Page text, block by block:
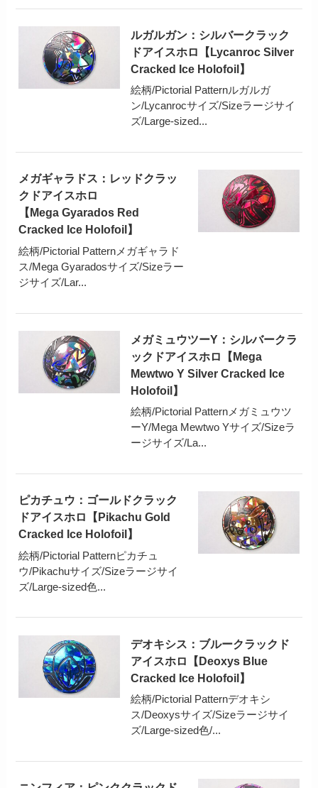
ルガルガン：シルバークラック
ドアイスホロ【Lycanroc Silver
Cracked Ice Holofoil】
絵柄/Pictorial Patternルガルガ
ン/Lycanrocサイズ/Sizeラージサイ
ズ/Large-sized...
メガギャラドス：レッドクラッ
クドアイスホロ
【Mega Gyarados Red
Cracked Ice Holofoil】
絵柄/Pictorial Patternメガギャラド
ス/Mega Gyaradosサイズ/Sizeラー
ジサイズ/Lar...
メガミュウツーY：シルバークラ
ックドアイスホロ【Mega
Mewtwo Y Silver Cracked Ice
Holofoil】
絵柄/Pictorial Patternメガミュウツ
ーY/Mega Mewtwo Yサイズ/Sizeラ
ージサイズ/La...
ピカチュウ：ゴールドクラック
ドアイスホロ【Pikachu Gold
Cracked Ice Holofoil】
絵柄/Pictorial Patternピカチュ
ウ/Pikachuサイズ/Sizeラージサイ
ズ/Large-sized色...
デオキシス：ブルークラックド
アイスホロ【Deoxys Blue
Cracked Ice Holofoil】
絵柄/Pictorial Patternデオキシ
ス/Deoxysサイズ/Sizeラージサイ
ズ/Large-sized色/...